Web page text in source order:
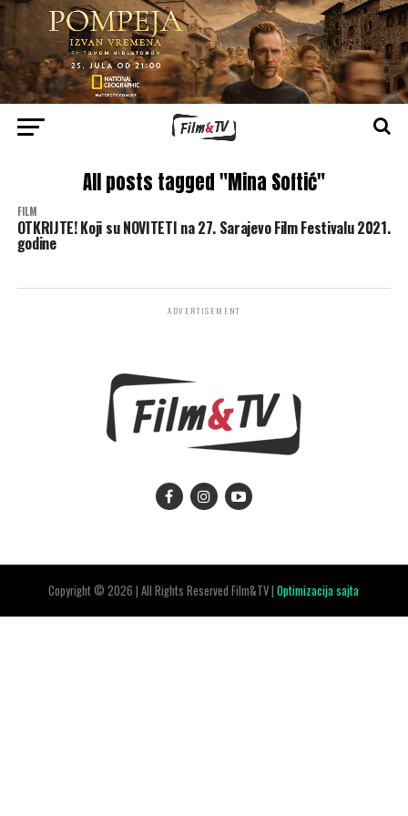
All posts tagged "Mina Softić"
FILM
OTKRIJTE! Koji su NOVITETI na 27. Sarajevo Film Festivalu 2021.
godine
ADVERTISEMENT
Copyright © 2026 | All Rights Reserved Film&TV |Optimizacija sajta